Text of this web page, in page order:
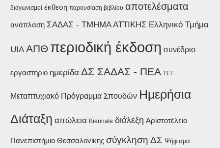
διαγωνισμοί έκθεση παρουσίαση βιβλίου αποτελέσματα
ανάπλαση ΣΑΔΑΣ - ΤΜΗΜΑ ΑΤΤΙΚΗΣ Ελληνικό Τμήμα
UIA ΑΠΘ περιοδική έκδοση συνέδριο
εργαστήριο ημερίδα ΔΣ ΣΑΔΑΣ - ΠΕΑ ΤΕΕ
Μεταπτυχιακό Πρόγραμμα Σπουδών Ημερήσια
Διάταξη απώλεια Biennale διάλεξη Αριστοτέλειο
Πανεπιστήμιο Θεσσαλονίκης σύγκληση ΔΣ Ψήφισμα